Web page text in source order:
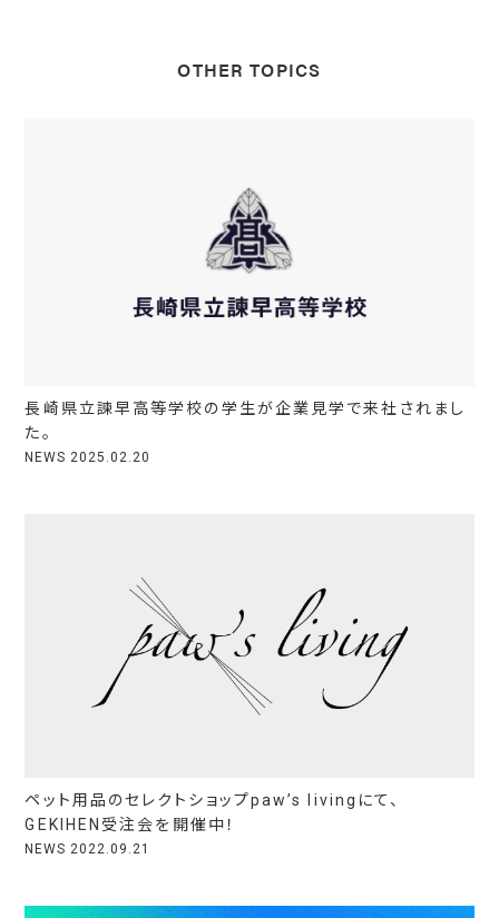
OTHER TOPICS
長崎県立諫早高等学校の学生が企業見学で来社されまし
た。
NEWS2025.02.20
ペット用品のセレクトショップpaw’s livingにて、
GEKIHEN受注会を開催中！
NEWS2022.09.21